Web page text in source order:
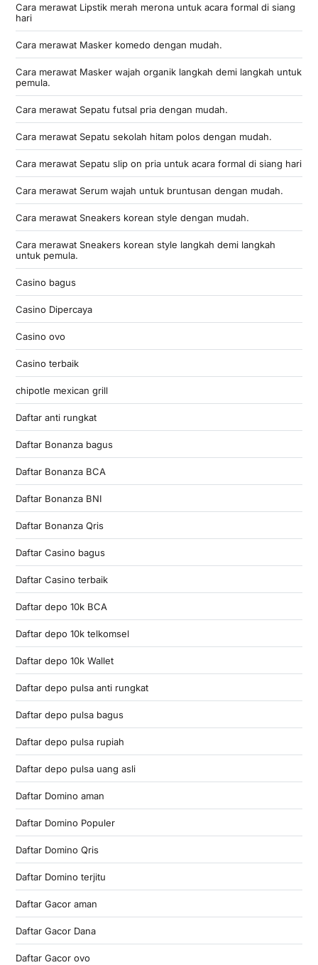
Cara merawat Lipstik merah merona untuk acara formal di siang
hari
Cara merawat Masker komedo dengan mudah.
Cara merawat Masker wajah organik langkah demi langkah untuk
pemula.
Cara merawat Sepatu futsal pria dengan mudah.
Cara merawat Sepatu sekolah hitam polos dengan mudah.
Cara merawat Sepatu slip on pria untuk acara formal di siang hari
Cara merawat Serum wajah untuk bruntusan dengan mudah.
Cara merawat Sneakers korean style dengan mudah.
Cara merawat Sneakers korean style langkah demi langkah
untuk pemula.
Casino bagus
Casino Dipercaya
Casino ovo
Casino terbaik
chipotle mexican grill
Daftar anti rungkat
Daftar Bonanza bagus
Daftar Bonanza BCA
Daftar Bonanza BNI
Daftar Bonanza Qris
Daftar Casino bagus
Daftar Casino terbaik
Daftar depo 10k BCA
Daftar depo 10k telkomsel
Daftar depo 10k Wallet
Daftar depo pulsa anti rungkat
Daftar depo pulsa bagus
Daftar depo pulsa rupiah
Daftar depo pulsa uang asli
Daftar Domino aman
Daftar Domino Populer
Daftar Domino Qris
Daftar Domino terjitu
Daftar Gacor aman
Daftar Gacor Dana
Daftar Gacor ovo